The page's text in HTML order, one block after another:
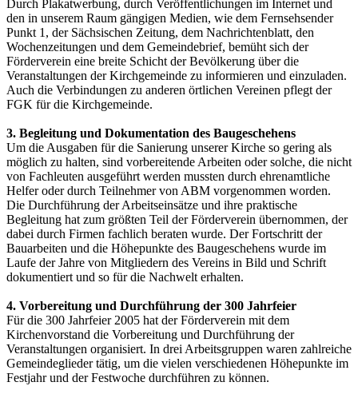
Durch Plakatwerbung, durch Veröffentlichungen im Internet und
den in unserem Raum gängigen Medien, wie dem Fernsehsender
Punkt 1, der Sächsischen Zeitung, dem Nachrichtenblatt, den
Wochenzeitungen und dem Gemeindebrief, bemüht sich der
Förderverein eine breite Schicht der Bevölkerung über die
Veranstaltungen der Kirchgemeinde zu informieren und einzuladen.
Auch die Verbindungen zu anderen örtlichen Vereinen pflegt der
FGK für die Kirchgemeinde.
3. Begleitung und Dokumentation des Baugeschehens
Um die Ausgaben für die Sanierung unserer Kirche so gering als
möglich zu halten, sind vorbereitende Arbeiten oder solche, die nicht
von Fachleuten ausgeführt werden mussten durch ehrenamtliche
Helfer oder durch Teilnehmer von ABM vorgenommen worden.
Die Durchführung der Arbeitseinsätze und ihre praktische
Begleitung hat zum größten Teil der Förderverein übernommen, der
dabei durch Firmen fachlich beraten wurde. Der Fortschritt der
Bauarbeiten und die Höhepunkte des Baugeschehens wurde im
Laufe der Jahre von Mitgliedern des Vereins in Bild und Schrift
dokumentiert und so für die Nachwelt erhalten.
4. Vorbereitung und Durchführung der 300 Jahrfeier
Für die 300 Jahrfeier 2005 hat der Förderverein mit dem
Kirchenvorstand die Vorbereitung und Durchführung der
Veranstaltungen organisiert. In drei Arbeitsgruppen waren zahlreiche
Gemeindeglieder tätig, um die vielen verschiedenen Höhepunkte im
Festjahr und der Festwoche durchführen zu können.